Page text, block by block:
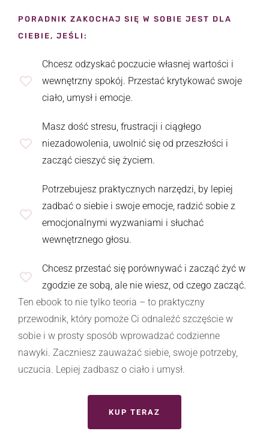
PORADNIK ZAKOCHAJ SIĘ W SOBIE JEST DLA
CIEBIE, JEŚLI:
Chcesz odzyskać poczucie własnej wartości i
wewnętrzny spokój. Przestać krytykować swoje
ciało, umysł i emocje.
Masz dość stresu, frustracji i ciągłego
niezadowolenia, uwolnić się od przeszłości i
zacząć cieszyć się życiem.
Potrzebujesz praktycznych narzędzi, by lepiej
zadbać o siebie i swoje emocje, radzić sobie z
emocjonalnymi wyzwaniami i słuchać
wewnętrznego głosu.
Chcesz przestać się porównywać i zacząć żyć w
zgodzie ze sobą, ale nie wiesz, od czego zacząć.
Ten ebook to nie tylko teoria – to praktyczny
przewodnik, który pomoże Ci odnaleźć szczęście w
sobie i w prosty sposób wprowadzać codzienne
nawyki. Zaczniesz zauważać siebie, swoje potrzeby,
uczucia. Lepiej zadbasz o ciało i umysł.
KUP TERAZ